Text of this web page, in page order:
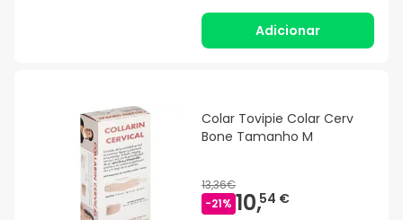
Adicionar
Colar Tovipie Colar Cerv
Bone Tamanho M
13,36€
-21% 10,54 €